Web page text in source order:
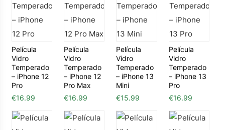
Película
Vidro
Temperado
– iPhone 12
Pro
€16.99
Película
Vidro
Temperado
– iPhone 12
Pro Max
€16.99
Película
Vidro
Temperado
– iPhone 13
Mini
€15.99
Película
Vidro
Temperado
– iPhone 13
Pro
€16.99